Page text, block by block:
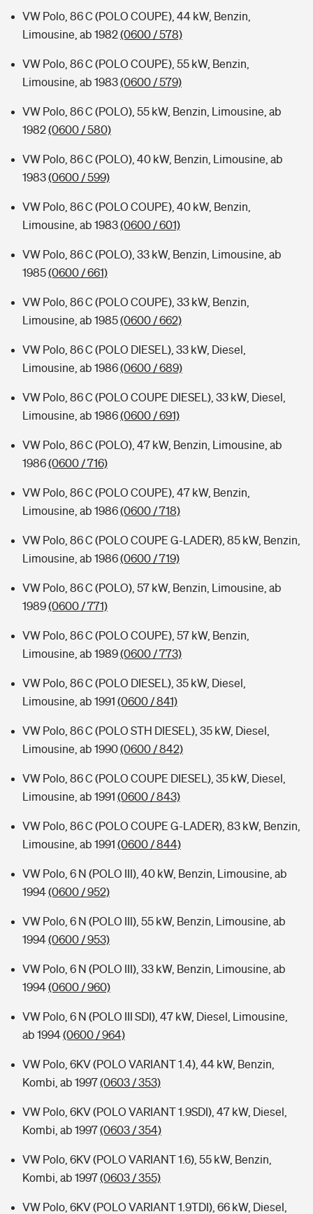
VW Polo, 86 C (POLO COUPE), 44 kW, Benzin,
Limousine, ab 1982(0600 / 578)
VW Polo, 86 C (POLO COUPE), 55 kW, Benzin,
Limousine, ab 1983(0600 / 579)
VW Polo, 86 C (POLO), 55 kW, Benzin, Limousine, ab
1982(0600 / 580)
VW Polo, 86 C (POLO), 40 kW, Benzin, Limousine, ab
1983(0600 / 599)
VW Polo, 86 C (POLO COUPE), 40 kW, Benzin,
Limousine, ab 1983(0600 / 601)
VW Polo, 86 C (POLO), 33 kW, Benzin, Limousine, ab
1985(0600 / 661)
VW Polo, 86 C (POLO COUPE), 33 kW, Benzin,
Limousine, ab 1985(0600 / 662)
VW Polo, 86 C (POLO DIESEL), 33 kW, Diesel,
Limousine, ab 1986(0600 / 689)
VW Polo, 86 C (POLO COUPE DIESEL), 33 kW, Diesel,
Limousine, ab 1986(0600 / 691)
VW Polo, 86 C (POLO), 47 kW, Benzin, Limousine, ab
1986(0600 / 716)
VW Polo, 86 C (POLO COUPE), 47 kW, Benzin,
Limousine, ab 1986(0600 / 718)
VW Polo, 86 C (POLO COUPE G-LADER), 85 kW, Benzin,
Limousine, ab 1986(0600 / 719)
VW Polo, 86 C (POLO), 57 kW, Benzin, Limousine, ab
1989(0600 / 771)
VW Polo, 86 C (POLO COUPE), 57 kW, Benzin,
Limousine, ab 1989(0600 / 773)
VW Polo, 86 C (POLO DIESEL), 35 kW, Diesel,
Limousine, ab 1991 (0600 / 841)
VW Polo, 86 C (POLO STH DIESEL), 35 kW, Diesel,
Limousine, ab 1990(0600 / 842)
VW Polo, 86 C (POLO COUPE DIESEL), 35 kW, Diesel,
Limousine, ab 1991 (0600 / 843)
VW Polo, 86 C (POLO COUPE G-LADER), 83 kW, Benzin,
Limousine, ab 1991 (0600 / 844)
VW Polo, 6 N (POLO III), 40 kW, Benzin, Limousine, ab
1994(0600 / 952)
VW Polo, 6 N (POLO III), 55 kW, Benzin, Limousine, ab
1994(0600 / 953)
VW Polo, 6 N (POLO III), 33 kW, Benzin, Limousine, ab
1994(0600 / 960)
VW Polo, 6 N (POLO III SDI), 47 kW, Diesel, Limousine,
ab 1994(0600 / 964)
VW Polo, 6KV (POLO VARIANT 1.4), 44 kW, Benzin,
Kombi, ab 1997(0603 / 353)
VW Polo, 6KV (POLO VARIANT 1.9SDI), 47 kW, Diesel,
Kombi, ab 1997(0603 / 354)
VW Polo, 6KV (POLO VARIANT 1.6), 55 kW, Benzin,
Kombi, ab 1997(0603 / 355)
VW Polo, 6KV (POLO VARIANT 1.9TDI), 66 kW, Diesel,